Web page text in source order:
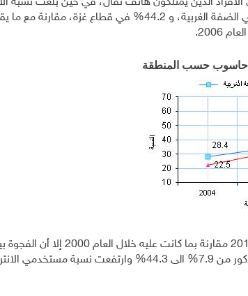
فلسطين التي لديها حاسوب (51.4%) في العام 2012، بواقع 55.2% في الضفة الغربية، و 44.2% في
حاسوب حسب المنطقة
بالرغم من ارتفاع نسبة مستخدمي الانترنت من كلا الجنسين خلال العام 2011 مقارنة بما كانت عليه خلال العام
الجنسين ما زالت موجودة، فقد ارتفعت نسبة مستخدمي الانترنت من الذكور من 7.9% الى 44.3% وارتفعت